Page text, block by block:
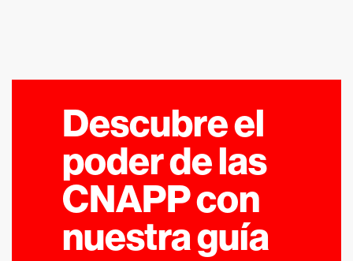
Descubre el
poder de las
CNAPP con
nuestra guía